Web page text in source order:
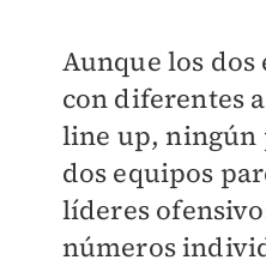
Aunque los
con diferentes
line up, ningún
dos equipos
líderes
números